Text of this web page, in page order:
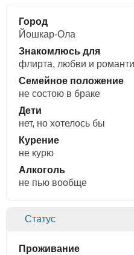
Город
Йошкар-Ола
Знакомлюсь для
флирта, любви и
Семейное положение
не состою в браке
Дети
нет, но хотелось бы
Курение
не курю
Алкоголь
не пью вообще
Статус
Проживание